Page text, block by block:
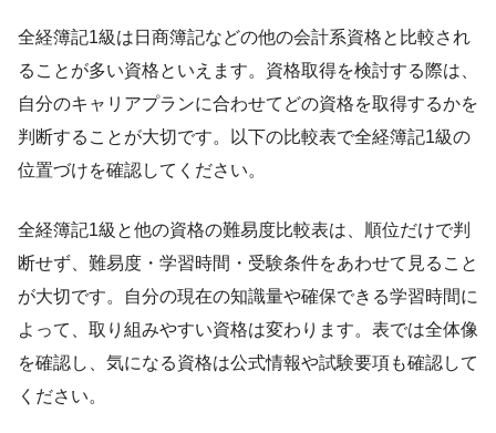
全経簿記1級は日商簿記などの他の会計系資格と比較され
ることが多い資格といえます。資格取得を検討する際は、
自分のキャリアプランに合わせてどの資格を取得するかを
判断することが大切です。以下の比較表で全経簿記1級の
位置づけを確認してください。
全経簿記1級と他の資格の難易度比較表は、順位だけで判
断せず、難易度・学習時間・受験条件をあわせて見ること
が大切です。自分の現在の知識量や確保できる学習時間に
よって、取り組みやすい資格は変わります。表では全体像
を確認し、気になる資格は公式情報や試験要項も確認して
ください。